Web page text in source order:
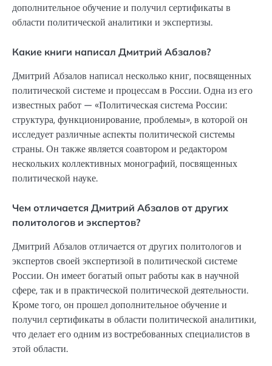
дополнительное обучение и получил сертификаты в
области политической аналитики и экспертизы.
Какие книги написал Дмитрий Абзалов?
Дмитрий Абзалов написал несколько книг, посвященных
политической системе и процессам в России. Одна из его
известных работ — «Политическая система России:
структура, функционирование, проблемы», в которой он
исследует различные аспекты политической системы
страны. Он также является соавтором и редактором
нескольких коллективных монографий, посвященных
политической науке.
Чем отличается Дмитрий Абзалов от других
политологов и экспертов?
Дмитрий Абзалов отличается от других политологов и
экспертов своей экспертизой в политической системе
России. Он имеет богатый опыт работы как в научной
сфере, так и в практической политической деятельности.
Кроме того, он прошел дополнительное обучение и
получил сертификаты в области политической аналитики,
что делает его одним из востребованных специалистов в
этой области.